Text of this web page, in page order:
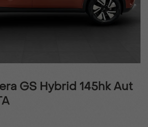
GS Hybrid 145hk Aut